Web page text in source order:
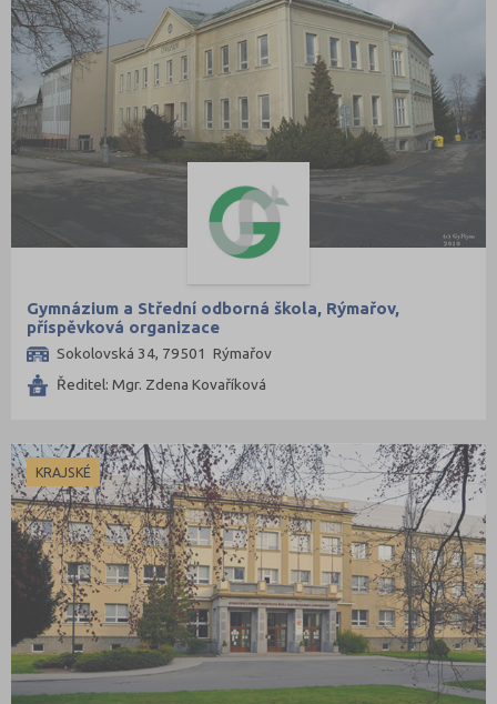
Gymnázium a Střední odborná škola, Rýmařov,
příspěvková organizace
Sokolovská 34, 79501 Rýmařov
Ředitel: Mgr. Zdena Kovaříková
KRAJSKÉ